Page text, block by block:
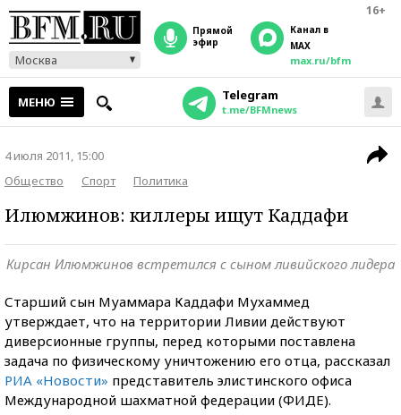
16+
Москва
прямой
эфир
Канал в
MAX
max.ru/bfm
МЕНЮ Telegram
t.me/BFMnews
4 июля 2011, 15:00
Общество
Спорт Политика
Илюмжинов: киллеры ищут Каддафи
Кирсан Илюмжинов встретился с сыном ливийского лидера
Старший сын Муаммара Каддафи Мухаммед
утверждает, что на территории Ливии действуют
диверсионные группы, перед которыми поставлена
задача по физическому уничтожению его отца, рассказал
РИА «Новости» представитель элистинского офиса
Международной шахматной федерации (ФИДЕ).